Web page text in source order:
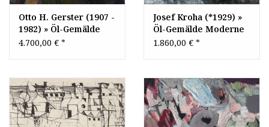
Otto H. Gerster (1907 -
1982) » Öl-Gemälde
Moderne Porträt
4.700,00 € *
Josef Kroha (*1929) »
Öl-Gemälde Moderne
abstrakte Malerei
1.860,00 € *